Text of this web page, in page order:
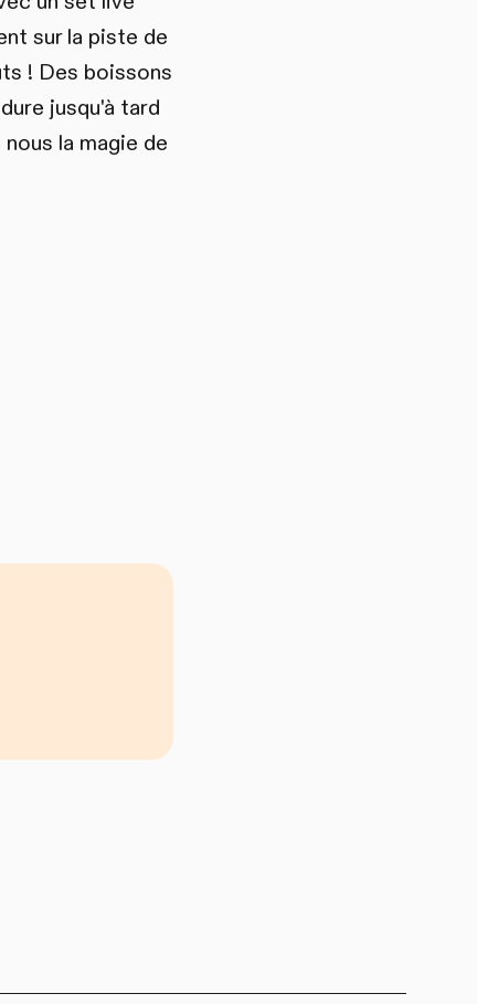
sur la piste de
! Des boissons
jusqu'à tard
la magie de